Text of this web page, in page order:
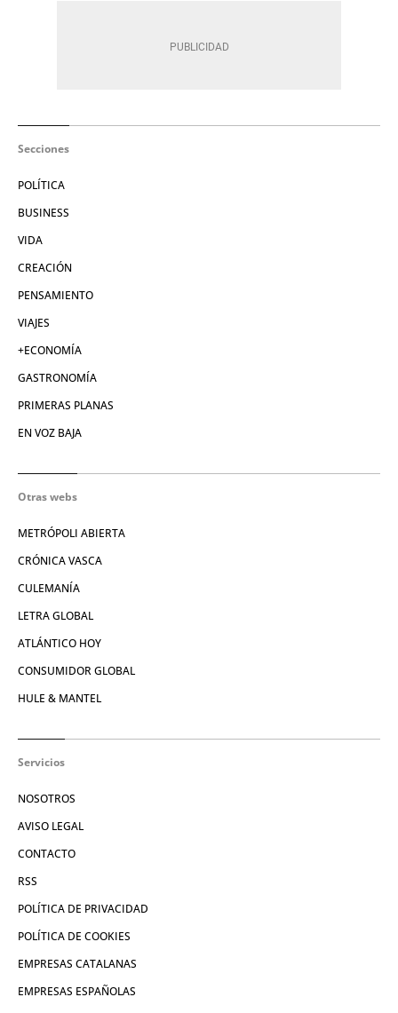
Secciones
POLÍTICA
BUSINESS
VIDA
CREACIÓN
PENSAMIENTO
VIAJES
+ECONOMÍA
GASTRONOMÍA
PRIMERAS PLANAS
EN VOZ BAJA
Otras webs
METRÓPOLI ABIERTA
CRÓNICA VASCA
CULEMANÍA
LETRA GLOBAL
ATLÁNTICO HOY
CONSUMIDOR GLOBAL
HULE & MANTEL
Servicios
NOSOTROS
AVISO LEGAL
CONTACTO
RSS
POLÍTICA DE PRIVACIDAD
POLÍTICA DE COOKIES
EMPRESAS CATALANAS
EMPRESAS ESPAÑOLAS